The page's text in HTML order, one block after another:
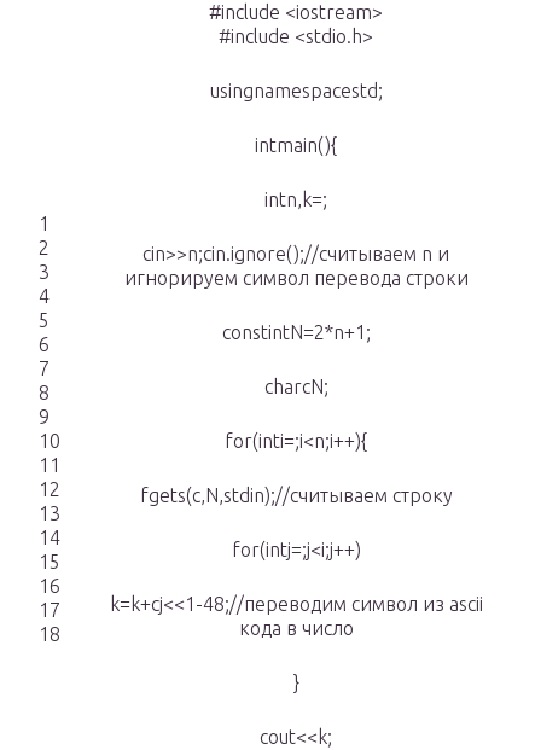
1
2
3
4
5
6
7
8
9
10
11
12
13
14
15
16
17
18
#include <iostream>
#include <stdio.h>
usingnamespacestd;
intmain(){
intn,k=;
cin>>n;cin.ignore();//считываем n и
игнорируем символ перевода строки
constintN=2*n+1;
charcN;
for(inti=;i<n;i++){
fgets(c,N,stdin);//считываем строку
for(intj=;j<i;j++)
k=k+cj<<1-48;//переводим символ из ascii
кода в число
}
cout<<k;